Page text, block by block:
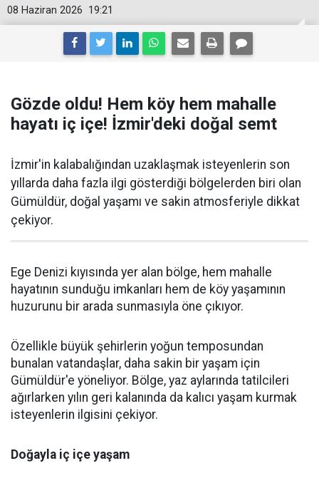
19:21
08 Haziran 2026
Gözde oldu! Hem köy hem mahalle
hayatı iç içe! İzmir'deki doğal semt
İzmir'in kalabalığından uzaklaşmak isteyenlerin son
yıllarda daha fazla ilgi gösterdiği bölgelerden biri olan
Gümüldür, doğal yaşamı ve sakin atmosferiyle dikkat
çekiyor.
Ege Denizi kıyısında yer alan bölge, hem mahalle
hayatının sunduğu imkanları hem de köy yaşamının
huzurunu bir arada sunmasıyla öne çıkıyor.
Özellikle büyük şehirlerin yoğun temposundan
bunalan vatandaşlar, daha sakin bir yaşam için
Gümüldür'e yöneliyor. Bölge, yaz aylarında tatilcileri
ağırlarken yılın geri kalanında da kalıcı yaşam kurmak
isteyenlerin ilgisini çekiyor.
Doğayla iç içe yaşam